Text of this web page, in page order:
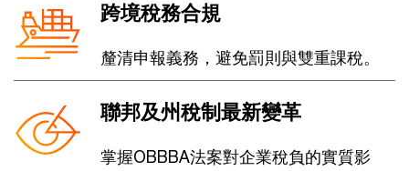
跨境稅務合規
釐清申報義務，避免罰則與雙重課稅。
聯邦及州稅制最新變革
掌握OBBBA法案對企業稅負的實質影